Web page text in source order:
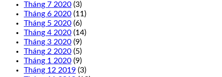
Tháng 7 2020 (3)
Tháng 6 2020 (11)
Tháng 5 2020 (6)
Tháng 4 2020 (14)
Tháng 3 2020 (9)
Tháng 2 2020 (5)
Tháng 1 2020 (9)
Tháng 12 2019 (3)